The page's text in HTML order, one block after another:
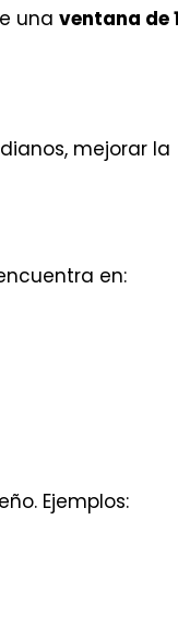
una ventana de
mejorar la
en:
Ejemplos: